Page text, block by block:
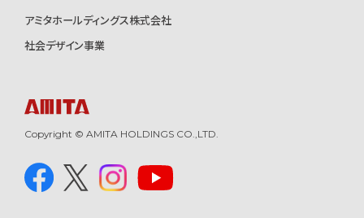
Copyright © AMITA HOLDINGS CO.,LTD.
アミタホールディングス株式会社
社会デザイン事業